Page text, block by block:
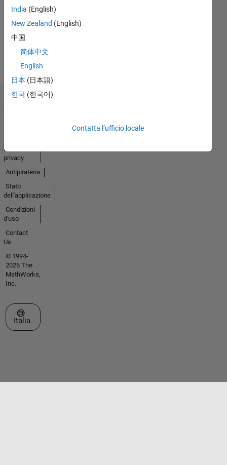
Guarda
tutto
Badge
India (English)
New Zealand (English)
中国
简体中文
English
日本 (日本語)
한국 (한국어)
Contatta l’ufficio locale
fiducia
sulla
privacy
Antipirateria
Stato
dell'applicazione
Condizioni
d'uso
Contact
Us
© 1994-
2026 The
MathWorks,
Inc.
Seleziona un sito web
Italia